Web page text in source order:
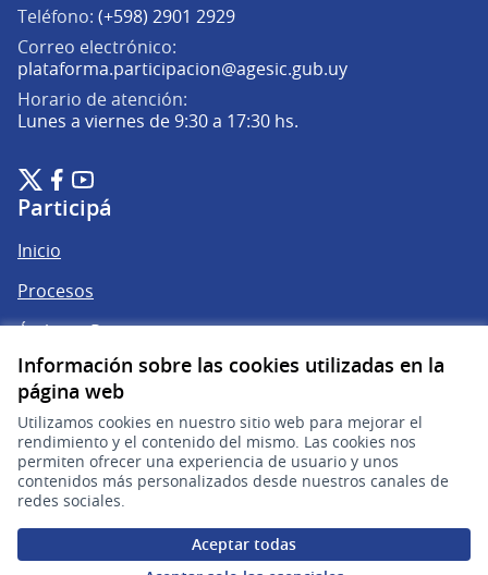
Información sobre las cookies utilizadas en la
página web
Utilizamos cookies en nuestro sitio web para mejorar el
rendimiento y el contenido del mismo. Las cookies nos
permiten ofrecer una experiencia de usuario y unos
contenidos más personalizados desde nuestros canales de
redes sociales.
Aceptar todas
Teléfono: (+598) 2901 2929
Correo electrónico:
plataforma.participacion@agesic.gub.uy(Abrir en una
Horario de atención:
Lunes a viernes de 9:30 a 17:30 hs.
Plataforma de Participación Ciudadana Digital en X
(Enlace externo)
Plataforma de Participación Ciudadana Digital en Facebook
(Enlace externo)
Plataforma de Participación Ciudadana Digital en
(Enlace externo)
Participá
Inicio
Procesos
Ámbitos Participativos
Mi cuenta
Ingresar a la plataforma
Ayuda
Preguntas frecuentes